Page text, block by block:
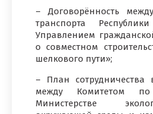
– Договорённость
транспорта
Управлением
о совместном
шелкового пути»;
– План сотрудничества
между Комитетом
Министерстве